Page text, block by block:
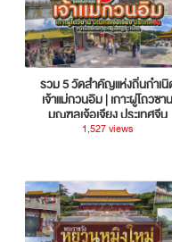
รวม 5 วัดสำคัญแห่งถิ่นกำเ
เจ้าแม่กวนอิม | เกาะผู่โถวซาน
มณฑลเจ้อเจียง ประเทศจีน
1,527 views